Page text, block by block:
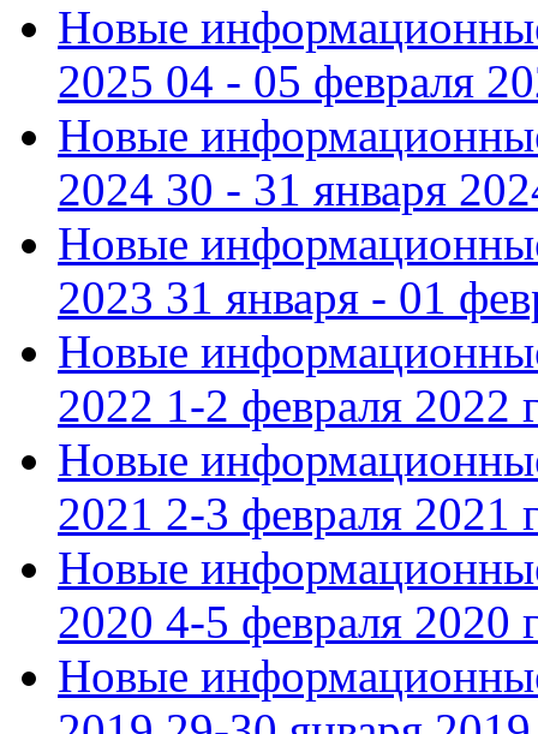
Новые
2025 04 - 05 февраля
Новые
2024 30 - 31 января
Новые
2023 31 января - 01
Новые
2022 1-2 февраля 2022
Новые
2021 2-3 февраля 2021
Новые
2020 4-5 февраля 2020
Новые